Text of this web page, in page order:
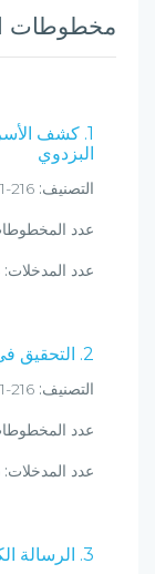
مخطوطات
1. كشف
البزدوي
التصنيف:
عدد
عدد المدخلات:
2. التحقيق في شرح المنتخب في أصول المذهب
التصنيف:
عدد
عدد المدخلات:
3. الرسالة الكاشفة عن حقائق التحقيق